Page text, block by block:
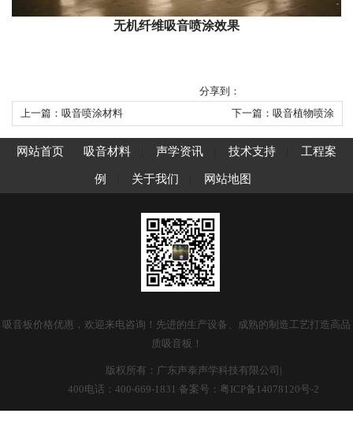
无机纤维吸音喷涂效果
分享到：
上一篇：吸音喷涂材料
下一篇：吸音植物喷涂
网站首页 吸音材料 声学资讯 技术支持 工程案
例 关于我们 网站地图
吸音板价格优惠，欢迎来电咨询！先进的生产设备、成熟的制造工艺打造高品
质吸音板！
版权所有：广东声泰声学科技有限公司|
400电话：400-669-1831 备案号： 粤ICP备14078120号-2